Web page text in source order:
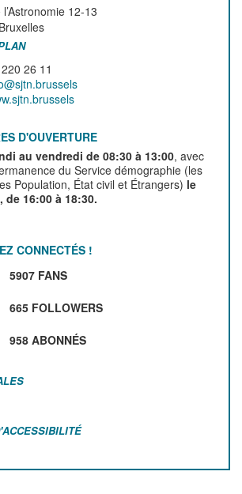
l’Astronomie 12-13
Bruxelles
26 11
D'OUVERTURE
au vendredi de 08:30 à 13:00, avec
du Service démographie (les
Population, État civil et Étrangers) le
de 16:00 à 18:30.
CONNECTÉS !
5907 FANS
665 FOLLOWERS
958 ABONNÉS